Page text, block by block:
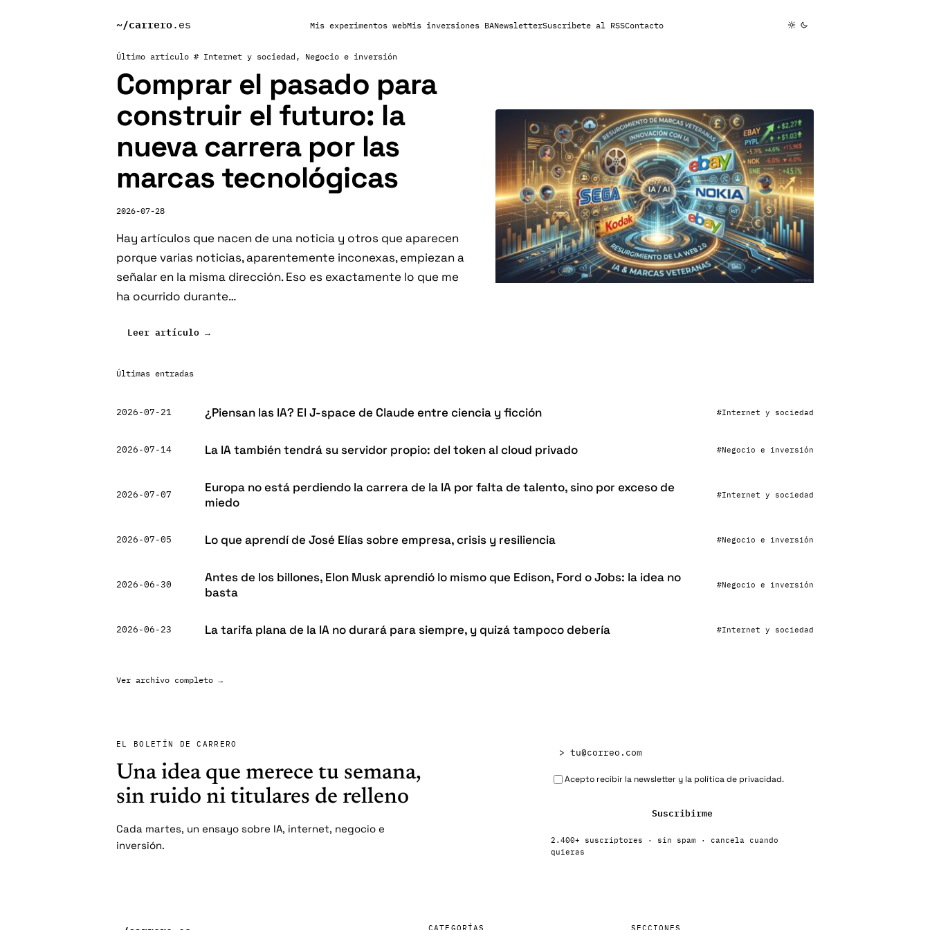
~/carrero.es Mis experimentos webMis inversiones BANewsletterSuscribete al RSSContacto
Último artículo # Internet y sociedad , Negocio e inversión
Comprar el pasado para
construir el futuro: la
nueva carrera por las
marcas tecnológicas
2026-07-28
Hay artículos que nacen de una noticia y otros que aparecen
porque varias noticias, aparentemente inconexas, empiezan a
señalar en la misma dirección. Eso es exactamente lo que me
ha ocurrido durante…
Leer artículo →:
el
nueva
por
las
marcas
Últimas entradas
2026-07-21 ¿Piensan las IA? El J-space de Claude entre ciencia y ficción #Internet y sociedad
2026-07-14 La IA también tendrá su servidor propio: del token al cloud privado #Negocio e inversión
2026-07-07
Europa no está perdiendo la carrera de la IA por falta de talento, sino por exceso de
miedo
#Internet y sociedad
2026-07-05 Lo que aprendí de José Elías sobre empresa, crisis y resiliencia #Negocio e inversión
2026-06-30
Antes de los billones, Elon Musk aprendió lo mismo que Edison, Ford o Jobs: la idea no
basta
#Negocio e inversión
2026-06-23 La tarifa plana de la IA no durará para siempre, y quizá tampoco debería #Internet y sociedad
Ver archivo completo →
EL BOLETÍN DE CARRERO
Una idea que merece tu semana,
sin ruido ni titulares de relleno
Cada martes, un ensayo sobre IA, internet, negocio e
inversión.
Acepto recibir la newsletter y la política de privacidad.
Suscribirme
2.400+ suscriptores · sin spam · cancela cuando
quieras
CATEGORÍAS SECCIONES